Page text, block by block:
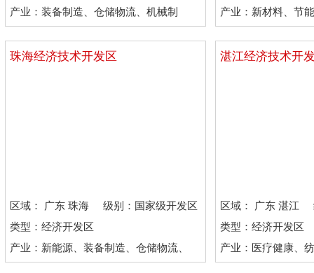
产业：装备制造、仓储物流、机械制
造、石油化工
产业：新材料、节
石油化工
珠海经济技术开发区
区域： 广东 珠海
市
级别：国家级开发区
类型：经济开发区
产业：新能源、装备制造、仓储物流、
石油化工
湛江经济技术开
区域： 广东 湛江
市
类型：经济开发区
产业：医疗健康、
技、石油化工